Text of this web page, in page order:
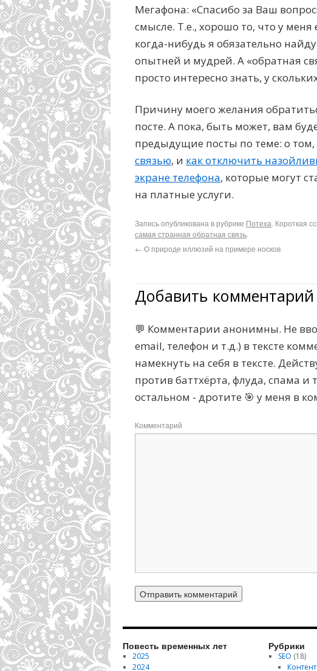
Мегафона: «Спасибо за Ваш
смысле. Т.е., хорошо то, что у
когда-нибудь я обязательно
опытней и мудрей. А «обратная
просто интересно знать, у
Причину моего желания
посте. А пока, быть может, вам
предыдущие посты по теме: о том,
связью, и как отключить
экране телефона, которые могут
на платные услуги.
Запись опубликована в рубрике Потеха. Короткая
самая странная обратная связь.
← О природе иллюзий на примере носков
Добавить комментарий
💬 Комментарии анонимны. Не
email, телефон и т.д.) в тексте
намекнуть на себя в тексте.
против баттхёрта, флуда, спама и
остальном - дротите 🎯 у меня в
Комментарий
Повесть временных лет
2025
2024
Рубрики
SEO (18)
Контент